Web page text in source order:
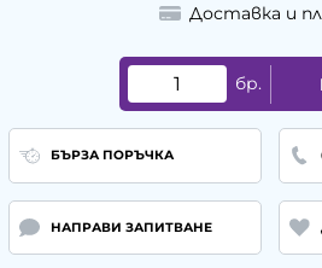
Доставка и
бр.
БЪРЗА ПОРЪЧКА
НАПРАВИ ЗАПИТВАНЕ